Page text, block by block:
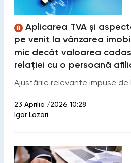
Aplicarea TVA și
pe venit la vânzarea
mic decât valoarea
relației cu o persoană
Ajustările relevante impuse
23 Aprilie /2026 10:28
Igor Lazari